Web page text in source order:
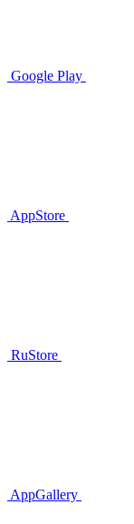
Google Play
AppStore
RuStore
AppGallery